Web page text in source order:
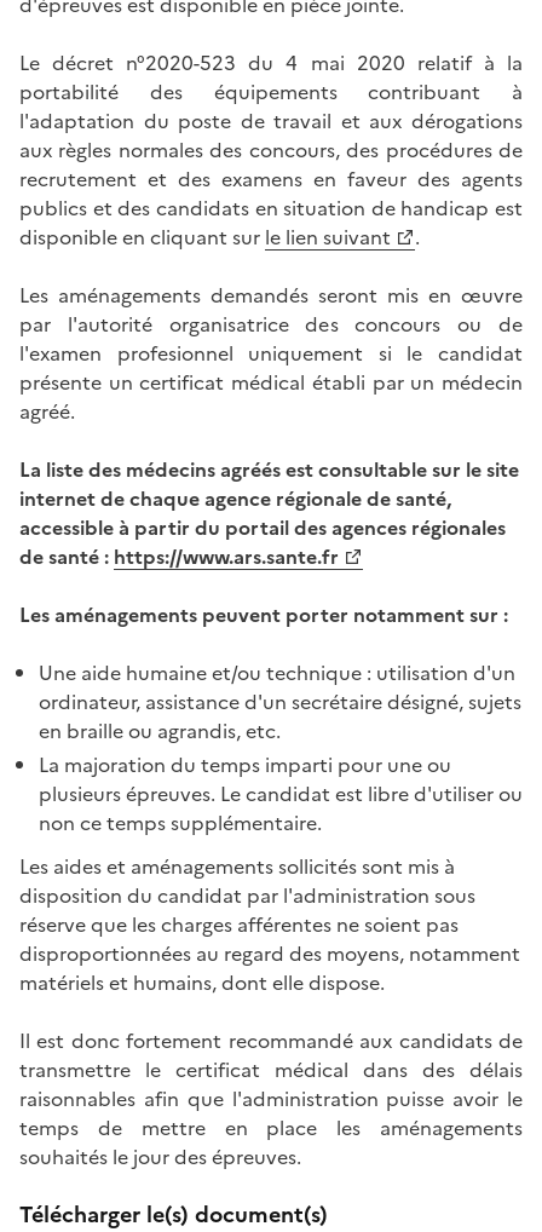
Le décret n°2020-523 du 4 mai 2020 relatif à la
portabilité des équipements contribuant à
l'adaptation du poste de travail et aux dérogations
aux règles normales des concours, des procédures de
recrutement et des examens en faveur des agents
publics et des candidats en situation de handicap est
disponible en cliquant sur le lien suivant
.
Les aménagements demandés seront mis en œuvre
par l'autorité organisatrice des concours ou de
l'examen profesionnel uniquement si le candidat
présente un certificat médical établi par un médecin
agréé.
La liste des médecins agréés est consultable sur le site
internet de chaque agence régionale de santé,
accessible à partir du portail des agences régionales
de santé : https://www.ars.sante.fr
Les aménagements peuvent porter notamment sur :
Une aide humaine et/ou technique : utilisation d'un
ordinateur, assistance d'un secrétaire désigné, sujets
en braille ou agrandis, etc.
La majoration du temps imparti pour une ou
plusieurs épreuves. Le candidat est libre d'utiliser ou
non ce temps supplémentaire.
Les aides et aménagements sollicités sont mis à
disposition du candidat par l'administration sous
réserve que les charges afférentes ne soient pas
disproportionnées au regard des moyens, notamment
matériels et humains, dont elle dispose.
Il est donc fortement recommandé aux candidats de
transmettre le certificat médical dans des délais
raisonnables afin que l'administration puisse avoir le
temps de mettre en place les aménagements
souhaités le jour des épreuves.
Télécharger le(s) document(s)